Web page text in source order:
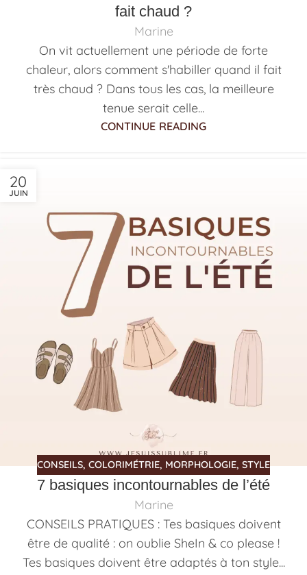
fait chaud ?
Marine
On vit actuellement une période de forte
chaleur, alors comment s'habiller quand il fait
très chaud ? Dans tous les cas, la meilleure
tenue serait celle...
CONTINUE READING
20
JUIN
CONSEILS, COLORIMÉTRIE, MORPHOLOGIE, STYLE
7 basiques incontournables de l’été
Marine
CONSEILS PRATIQUES : Tes basiques doivent
être de qualité : on oublie SheIn & co please !
Tes basiques doivent être adaptés à ton style...